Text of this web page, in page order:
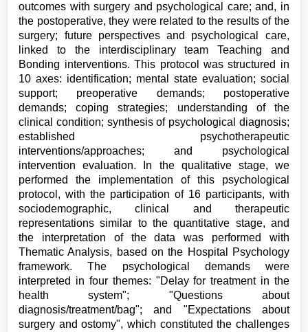
outcomes with surgery and psychological care; and, in
the postoperative, they were related to the results of the
surgery; future perspectives and psychological care,
linked to the interdisciplinary team Teaching and
Bonding interventions. This protocol was structured in
10 axes: identification; mental state evaluation; social
support; preoperative demands; postoperative
demands; coping strategies; understanding of the
clinical condition; synthesis of psychological diagnosis;
established psychotherapeutic
interventions/approaches; and psychological
intervention evaluation. In the qualitative stage, we
performed the implementation of this psychological
protocol, with the participation of 16 participants, with
sociodemographic, clinical and therapeutic
representations similar to the quantitative stage, and
the interpretation of the data was performed with
Thematic Analysis, based on the Hospital Psychology
framework. The psychological demands were
interpreted in four themes: "Delay for treatment in the
health system"; "Questions about
diagnosis/treatment/bag"; and "Expectations about
surgery and ostomy", which constituted the challenges